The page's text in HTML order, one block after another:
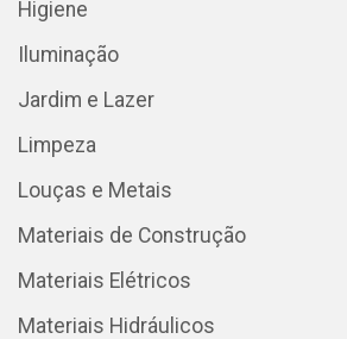
Higiene
Iluminação
Jardim e Lazer
Limpeza
Louças e Metais
Materiais de Construção
Materiais Elétricos
Materiais Hidráulicos